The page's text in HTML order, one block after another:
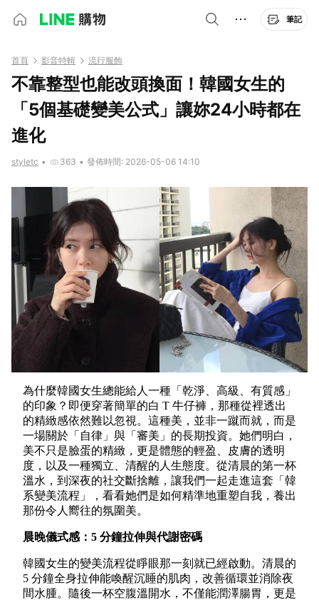
筆記
首頁 影音特輯 流行服飾
不靠整型也能改頭換面！韓國女生的
「5個基礎變美公式」讓妳24小時都在
進化
styletc • 363 • 發佈時間: 2026-05-06 14:10
為什麼韓國女生總能給人一種「乾淨、高級、有質感」
的印象？即便穿著簡單的白 T 牛仔褲，那種從裡透出
的精緻感依然難以忽視。這種美，並非一蹴而就，而是
一場關於「自律」與「審美」的長期投資。她們明白，
美不只是臉蛋的精緻，更是體態的輕盈、皮膚的透明
度，以及一種獨立、清醒的人生態度。從清晨的第一杯
溫水，到深夜的社交斷捨離，讓我們一起走進這套「韓
系變美流程」，看看她們是如何精準地重塑自我，養出
那份令人嚮往的氛圍美。
晨晚儀式感：5 分鐘拉伸與代謝密碼
韓國女生的變美流程從睜眼那一刻就已經啟動。清晨的
5 分鐘全身拉伸能喚醒沉睡的肌肉，改善循環並消除夜
間水腫。隨後一杯空腹溫開水，不僅能潤澤腸胃，更是